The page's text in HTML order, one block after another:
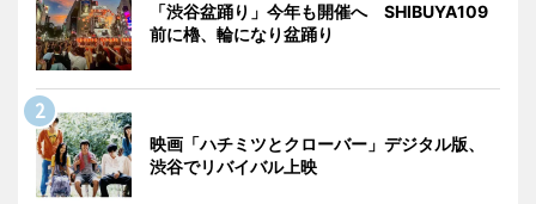
「渋谷盆踊り」今年も開催へ SHIBUYA109
前に櫓、輪になり盆踊り
映画「ハチミツとクローバー」デジタル版、
渋谷でリバイバル上映